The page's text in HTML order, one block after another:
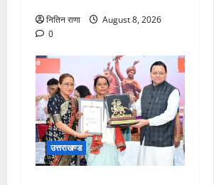
नितिन राणा
August 8, 2026
0
उत्तराखण्ड